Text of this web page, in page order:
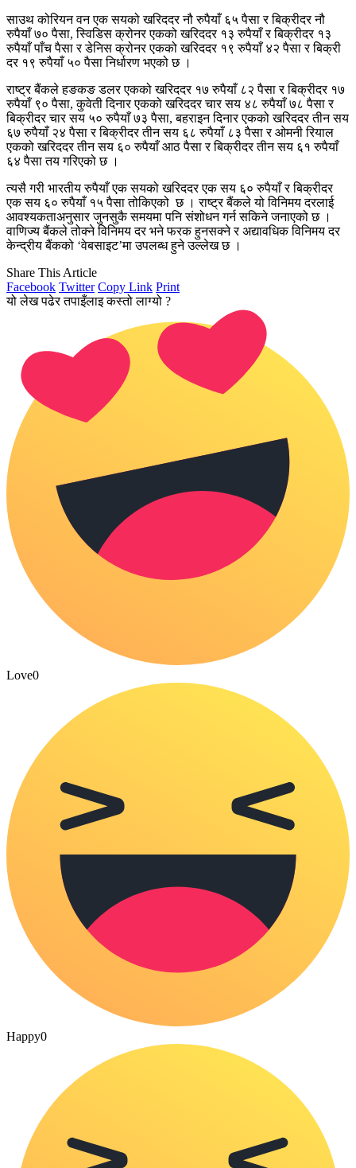
साउथ कोरियन वन एक सयको खरिददर नौ रुपैयाँ ६५ पैसा र बिक्रीदर नौ
रुपैयाँ ७० पैसा, स्विडिस क्रोनर एकको खरिददर १३ रुपैयाँ र बिक्रीदर १३
रुपैयाँ पाँच पैसा र डेनिस क्रोनर एकको खरिददर १९ रुपैयाँ ४२ पैसा र बिक्री
दर १९ रुपैयाँ ५० पैसा निर्धारण भएको छ ।
राष्ट्र बैंकले हङकङ डलर एकको खरिददर १७ रुपैयाँ ८२ पैसा र बिक्रीदर १७
रुपैयाँ ९० पैसा, कुवेती दिनार एकको खरिददर चार सय ४८ रुपैयाँ ७८ पैसा र
बिक्रीदर चार सय ५० रुपैयाँ ७३ पैसा, बहराइन दिनार एकको खरिददर तीन सय
६७ रुपैयाँ २४ पैसा र बिक्रीदर तीन सय ६८ रुपैयाँ ८३ पैसा र ओमनी रियाल
एकको खरिददर तीन सय ६० रुपैयाँ आठ पैसा र बिक्रीदर तीन सय ६१ रुपैयाँ
६४ पैसा तय गरिएको छ ।
त्यसै गरी भारतीय रुपैयाँ एक सयको खरिददर एक सय ६० रुपैयाँ र बिक्रीदर
एक सय ६० रुपैयाँ १५ पैसा तोकिएको छ । राष्ट्र बैंकले यो विनिमय दरलाई
आवश्यकताअनुसार जुनसुकै समयमा पनि संशोधन गर्न सकिने जनाएको छ ।
वाणिज्य बैंकले तोक्ने विनिमय दर भने फरक हुनसक्ने र अद्यावधिक विनिमय दर
केन्द्रीय बैंकको ‘वेबसाइट’मा उपलब्ध हुने उल्लेख छ ।
Share This Article
Facebook Twitter Copy Link Print
यो लेख पढेर तपाइँलाइ कस्तो लाग्यो ?
Love0
Happy0